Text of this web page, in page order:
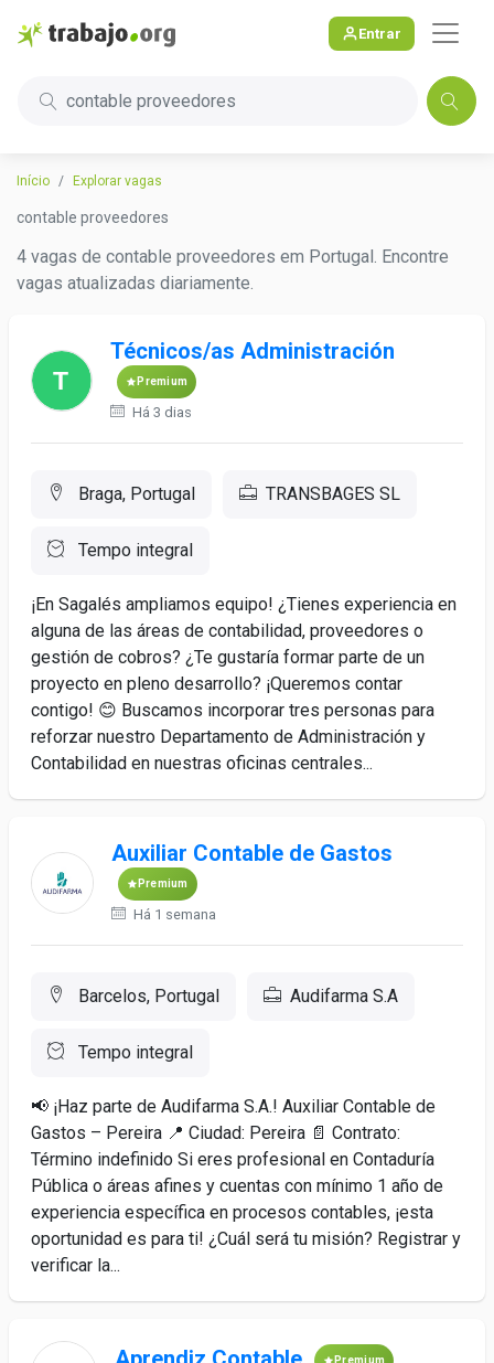
Entrar
contable proveedores
Início Explorar vagas
contable proveedores
4 vagas de contable proveedores em Portugal. Encontre
vagas atualizadas diariamente.
Técnicos/as Administración
Premium
Há 3 dias
Braga, Portugal TRANSBAGES SL
Tempo integral
¡En Sagalés ampliamos equipo! ¿Tienes experiencia en
alguna de las áreas de contabilidad, proveedores o
gestión de cobros? ¿Te gustaría formar parte de un
proyecto en pleno desarrollo? ¡Queremos contar
contigo! 😊 Buscamos incorporar tres personas para
reforzar nuestro Departamento de Administración y
Contabilidad en nuestras oficinas centrales...
Auxiliar Contable de Gastos
Premium
Há 1 semana
Barcelos, Portugal Audifarma S.A
Tempo integral
📢 ¡Haz parte de Audifarma S.A.! Auxiliar Contable de
Gastos – Pereira 📍 Ciudad: Pereira 📄 Contrato:
Término indefinido Si eres profesional en Contaduría
Pública o áreas afines y cuentas con mínimo 1 año de
experiencia específica en procesos contables, ¡esta
oportunidad es para ti! ¿Cuál será tu misión? Registrar y
verificar la...
Premium